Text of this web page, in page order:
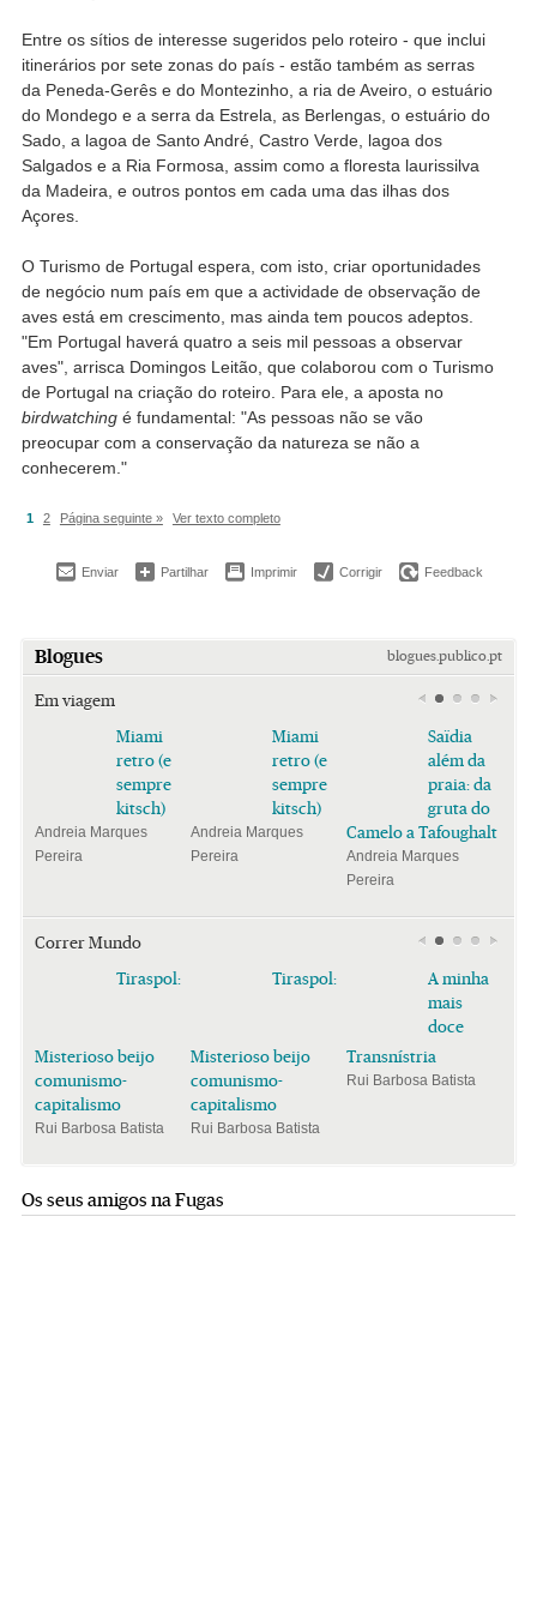
Entre os sítios de interesse sugeridos pelo roteiro - que inclui
itinerários por sete zonas do país - estão também as serras
da Peneda-Gerês e do Montezinho, a ria de Aveiro, o estuário
do Mondego e a serra da Estrela, as Berlengas, o estuário do
Sado, a lagoa de Santo André, Castro Verde, lagoa dos
Salgados e a Ria Formosa, assim como a floresta laurissilva
da Madeira, e outros pontos em cada uma das ilhas dos
Açores.
O Turismo de Portugal espera, com isto, criar oportunidades
de negócio num país em que a actividade de observação de
aves está em crescimento, mas ainda tem poucos adeptos.
"Em Portugal haverá quatro a seis mil pessoas a observar
aves", arrisca Domingos Leitão, que colaborou com o Turismo
de Portugal na criação do roteiro. Para ele, a aposta no
birdwatching é fundamental: "As pessoas não se vão
preocupar com a conservação da natureza se não a
conhecerem."
1 2 Página seguinte » Ver texto completo
Enviar Partilhar Imprimir Corrigir Feedback
Blogues blogues.publico.pt
Em viagem
Miami
retro (e
sempre
kitsch)
Andreia Marques
Pereira
Miami
retro (e
sempre
kitsch)
Andreia Marques
Pereira
Saïdia
além da
praia: da
gruta do
Camelo a Tafoughalt
Andreia Marques
Pereira
Correr Mundo
Tiraspol:
Misterioso beijo
comunismo-
capitalismo
Rui Barbosa Batista
Tiraspol:
Misterioso beijo
comunismo-
capitalismo
Rui Barbosa Batista
A minha
mais
doce
Transnístria
Rui Barbosa Batista
Os seus amigos na Fugas